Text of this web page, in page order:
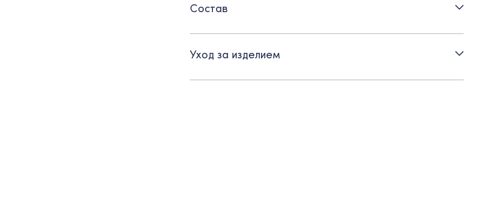
Рекомендуем бережный уход и использование машинки для
Состав
Уход за изделием